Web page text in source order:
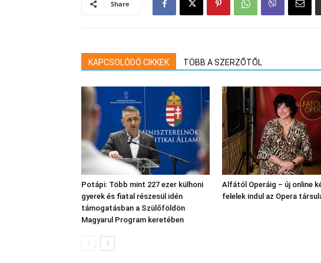
Share
KAPCSOLÓDÓ CIKKEK TÖBB A SZERZŐTŐL
Potápi: Több mint 227 ezer külhoni
gyerek és fiatal részesül idén
támogatásban a Szülőföldön
Magyarul Program keretében
Alfától Operáig – új online
felelek indul az Opera